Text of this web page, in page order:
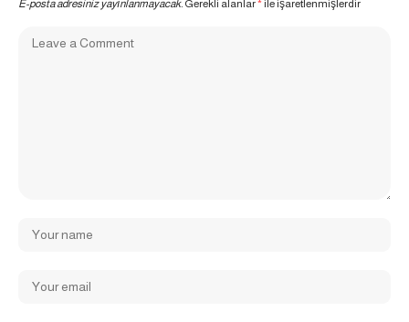
E-posta adresiniz yayınlanmayacak. Gerekli alanlar*ile işaretlenmişlerdir